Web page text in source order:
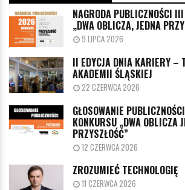
NAGRODA PUBLICZNOŚCI
„DWA OBLICZA, JEDNA
9 LIPCA 2026
II EDYCJA DNIA KARIERY –
AKADEMII ŚLĄSKIEJ
22 CZERWCA 2026
GŁOSOWANIE
KONKURSU „DWA OBLICZA
PRZYSZŁOŚĆ”
12 CZERWCA 2026
ZROZUMIEĆ TECHNOLOGIĘ
11 CZERWCA 2026